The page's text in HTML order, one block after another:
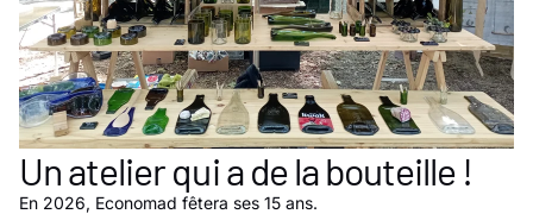
Un atelier qui a de la bouteille !
En 2026, Economad fêtera ses 15 ans.